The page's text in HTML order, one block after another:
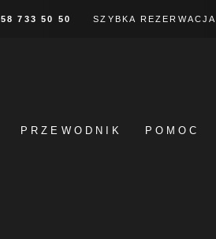
58 733 50 50 SZYBKA REZERWACJA
PRZEWODNIK POMOC